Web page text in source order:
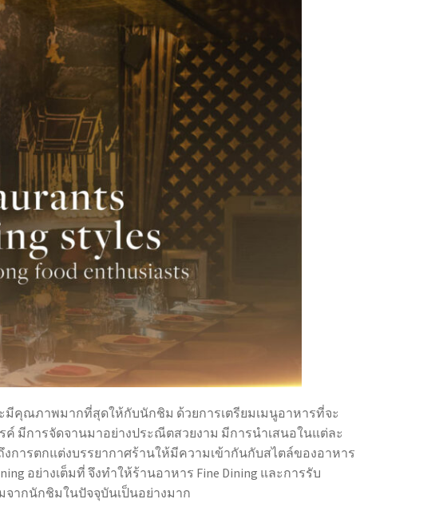
คุณภาพมากที่สุดให้กับนักชิม ด้วยการเตรียมเมนูอาหารที่จะ
มีการจัดจานมาอย่างประณีตสวยงาม มีการนำเสนอในแต่ละ
งการตกแต่งบรรยากาศร้านให้มีความเข้ากันกับสไตล์ของอาหาร
อย่างเต็มที่ จึงทำให้ร้านอาหาร Fine Dining และการรับ
ากนักชิมในปัจจุบันเป็นอย่างมาก